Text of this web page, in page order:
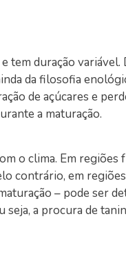
tem duração
da filosofia
de açúcares e
a maturação.
o clima. Em regiões
contrário, em
– pode ser
a procura de